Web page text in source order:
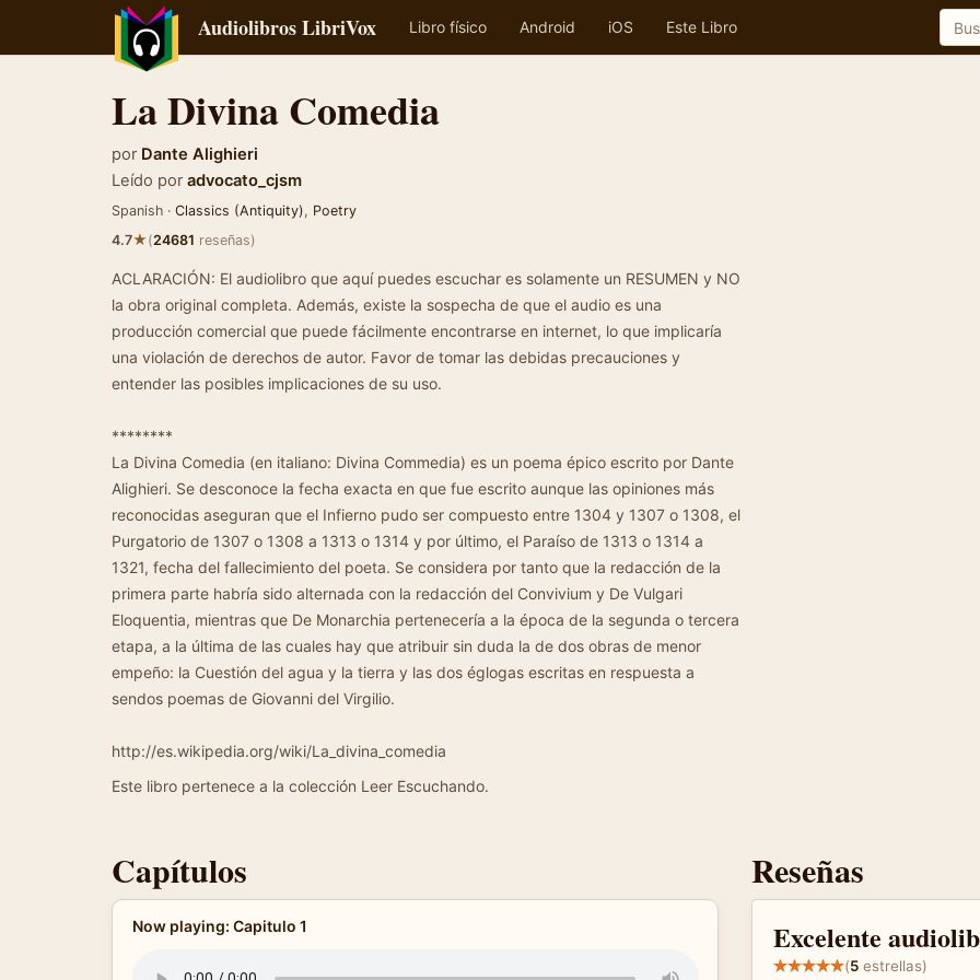
Audiolibros LibriVox Libro físico Android iOS Este Libro
La Divina Comedia
por Dante Alighieri
Leído por advocato_cjsm
Spanish · Classics (Antiquity), Poetry
4.7★(24681 reseñas)
ACLARACIÓN: El audiolibro que aquí puedes escuchar es solamente un RESUMEN y NO
la obra original completa. Además, existe la sospecha de que el audio es una
producción comercial que puede fácilmente encontrarse en internet, lo que implicaría
una violación de derechos de autor. Favor de tomar las debidas precauciones y
entender las posibles implicaciones de su uso.
********
La Divina Comedia (en italiano: Divina Commedia) es un poema épico escrito por Dante
Alighieri. Se desconoce la fecha exacta en que fue escrito aunque las opiniones más
reconocidas aseguran que el Infierno pudo ser compuesto entre 1304 y 1307 o 1308, el
Purgatorio de 1307 o 1308 a 1313 o 1314 y por último, el Paraíso de 1313 o 1314 a
1321, fecha del fallecimiento del poeta. Se considera por tanto que la redacción de la
primera parte habría sido alternada con la redacción del Convivium y De Vulgari
Eloquentia, mientras que De Monarchia pertenecería a la época de la segunda o tercera
etapa, a la última de las cuales hay que atribuir sin duda la de dos obras de menor
empeño: la Cuestión del agua y la tierra y las dos églogas escritas en respuesta a
sendos poemas de Giovanni del Virgilio.
http://es.wikipedia.org/wiki/La_divina_comedia
Este libro pertenece a la colección Leer Escuchando.
Capítulos
Now playing: Capitulo 1
Reseñas
Excelente
(5 estrellas)